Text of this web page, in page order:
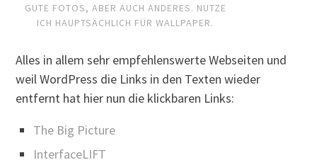
GUTE FOTOS, ABER AUCH ANDERES. NUTZE
ICH HAUPTSÄCHLICH FÜR WALLPAPER.
Alles in allem sehr empfehlenswerte Webseiten und
weil WordPress die Links in den Texten wieder
entfernt hat hier nun die klickbaren Links:
The Big Picture
InterfaceLIFT